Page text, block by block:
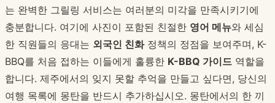
는 완벽한 그릴링 서비스는 여러분의 미각을 만족시키기에
충분합니다. 여기에 사진이 포함된 친절한 영어 메뉴와 세심
한 직원들의 응대는 외국인 친화정책의 정점을 보여주며, K-
BBQ를 처음 접하는 이들에게 훌륭한 K-BBQ 가이드 역할을
합니다. 제주에서의 잊지 못할 추억을 만들고 싶다면, 당신의
여행 목록에 몽탄을 반드시 추가하십시오. 몽탄에서의 한 끼